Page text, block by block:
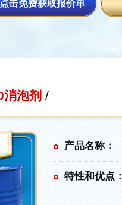
击免费获取报价单
消泡剂 /
产品名称：
特性和优点：